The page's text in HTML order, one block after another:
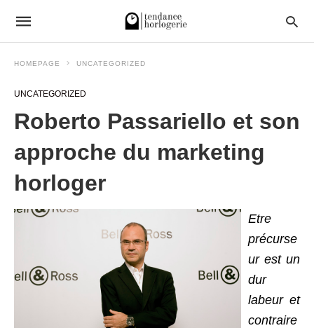
HOMEPAGE UNCATEGORIZED
UNCATEGORIZED
Roberto Passariello et son
approche du marketing
horloger
Etre
précurse
ur est un
dur
labeur et
contraire